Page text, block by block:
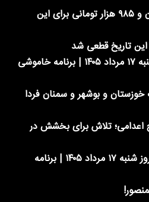
خبر داغ از واریز یارانه ۲ میلیون و ۹۸۵ هزار تومانی برای این
این تاریخ قطعی شد
جدول قطعی برق مشهد روز شنبه ۱۷ مرداد ۱۴۰۵ | برنامه خاموشی
و بوشهر و سمنان فردا
اعدامی؛ تلاش برای بخشش در
جدول قطعی برق البرز و کرج روز شنبه ۱۷ مرداد ۱۴۰۵ | برنامه